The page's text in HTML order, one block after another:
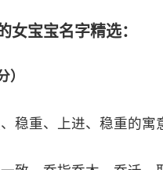
女宝宝名字精选：
）
稳重、上进、稳重的寓